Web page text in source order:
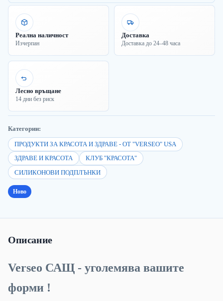
Реална наличност
Изчерпан
Доставка
Доставка до 24–48 часа
Лесно връщане
14 дни без риск
Категории:
ПРОДУКТИ ЗА КРАСОТА И ЗДРАВЕ - ОТ "VERSEO" USA
ЗДРАВЕ И КРАСОТА
КЛУБ "КРАСОТА"
СИЛИКОНОВИ ПОДПЛЪНКИ
Ново
Описание
Verseo САЩ - уголемява вашите
форми !